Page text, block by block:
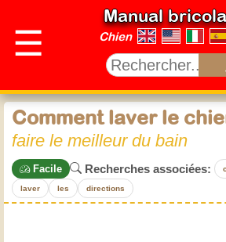
☰
Manual
Chien
Comment laver le
faire le meilleur du bain
Facile Recherches associées:
laver les directions